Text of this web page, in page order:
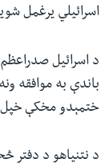
اسرائيلي یرغمل
د اسرائيل
باندې به موافقه
ختمېدو مخکې
د نتنیاهو د